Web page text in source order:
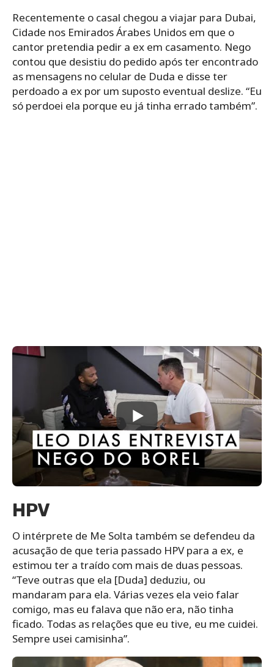
Recentemente o casal chegou a viajar para Dubai,
Cidade nos Emirados Árabes Unidos em que o
cantor pretendia pedir a ex em casamento. Nego
contou que desistiu do pedido após ter encontrado
as mensagens no celular de Duda e disse ter
perdoado a ex por um suposto eventual deslize. “Eu
só perdoei ela porque eu já tinha errado também”.
HPV
O intérprete de Me Solta também se defendeu da
acusação de que teria passado HPV para a ex, e
estimou ter a traído com mais de duas pessoas.
“Teve outras que ela [Duda] deduziu, ou
mandaram para ela. Várias vezes ela veio falar
comigo, mas eu falava que não era, não tinha
ficado. Todas as relações que eu tive, eu me cuidei.
Sempre usei camisinha”.